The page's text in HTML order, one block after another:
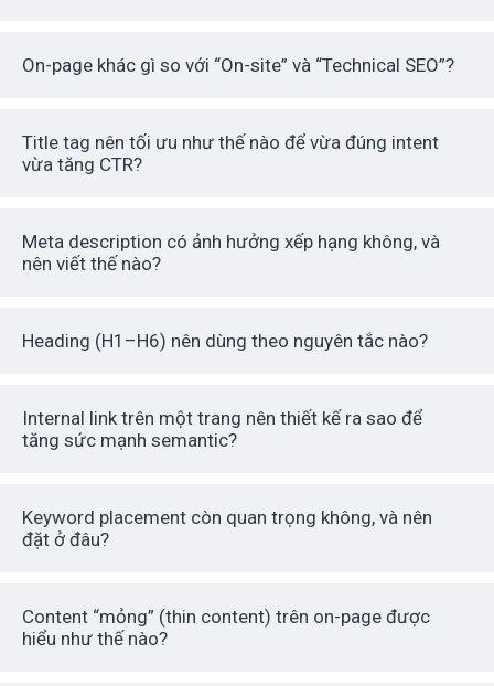
On-page khác gì so với “On-site” và “Technical SEO”?
Title tag nên tối ưu như thế nào để vừa đúng intent
vừa tăng CTR?
Meta description có ảnh hưởng xếp hạng không, và
nên viết thế nào?
Heading (H1–H6) nên dùng theo nguyên tắc nào?
Internal link trên một trang nên thiết kế ra sao để
tăng sức mạnh semantic?
Keyword placement còn quan trọng không, và nên
đặt ở đâu?
Content “mỏng” (thin content) trên on-page được
hiểu như thế nào?